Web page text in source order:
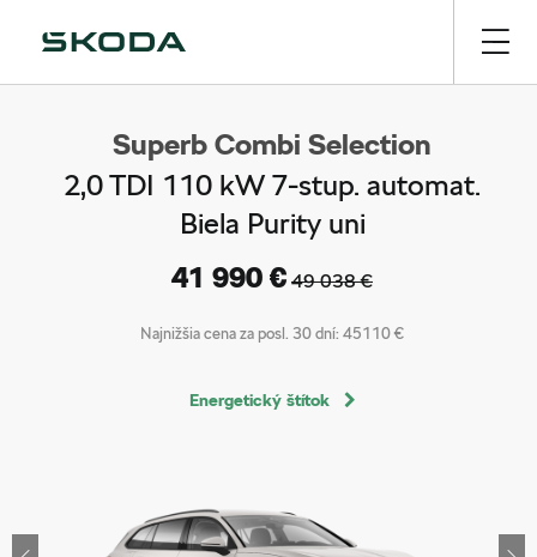
Superb Combi Selection
2,0 TDI 110 kW 7-stup. automat.
Biela Purity uni
41 990 € 49 038 €
Najnižšia cena za posl. 30 dní: 45110 €
Energetický štítok